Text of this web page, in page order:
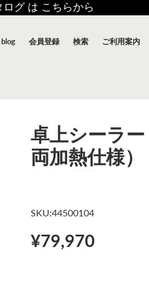
グ は こちらから
blog 会員登録 検索 ご利用案内
卓上シーラ
両加熱仕様）
SKU:44500104
¥79,970